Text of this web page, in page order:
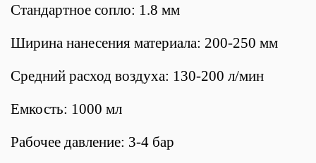
Стандартное сопло: 1.8 мм
Ширина нанесения материала: 200-250 мм
Средний расход воздуха: 130-200 л/мин
Емкость: 1000 мл
Рабочее давление: 3-4 бар